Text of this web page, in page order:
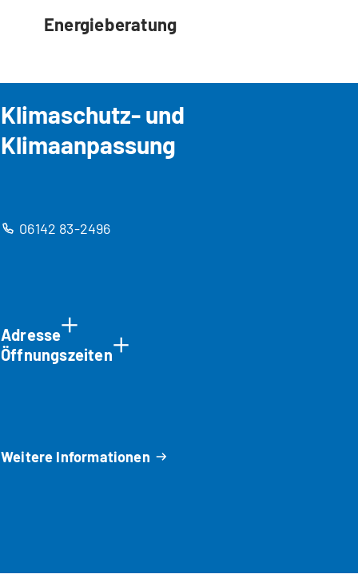
Energieberatung
Klimaschutz- und
Klimaanpassung
06142 83-2496
Adresse
Öffnungszeiten
Weitere Informationen